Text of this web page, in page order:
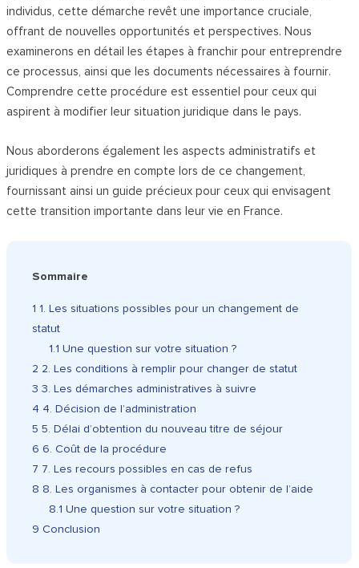
individus, cette démarche revêt une importance cruciale,
offrant de nouvelles opportunités et perspectives. Nous
examinerons en détail les étapes à franchir pour entreprendre
ce processus, ainsi que les documents nécessaires à fournir.
Comprendre cette procédure est essentiel pour ceux qui
aspirent à modifier leur situation juridique dans le pays.
Nous aborderons également les aspects administratifs et
juridiques à prendre en compte lors de ce changement,
fournissant ainsi un guide précieux pour ceux qui envisagent
cette transition importante dans leur vie en France.
Sommaire
1 1. Les situations possibles pour un changement de
statut
1.1 Une question sur votre situation ?
2 2. Les conditions à remplir pour changer de statut
3 3. Les démarches administratives à suivre
4 4. Décision de l’administration
5 5. Délai d’obtention du nouveau titre de séjour
6 6. Coût de la procédure
7 7. Les recours possibles en cas de refus
8 8. Les organismes à contacter pour obtenir de l’aide
8.1 Une question sur votre situation ?
9 Conclusion